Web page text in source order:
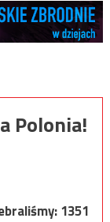
Polonia!
1351